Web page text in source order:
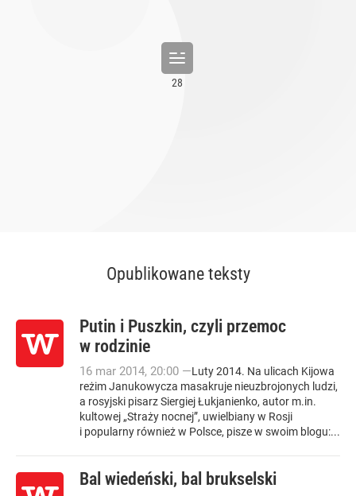
Opublikowane teksty
Putin i Puszkin, czyli przemoc
w rodzinie
16 mar 2014, 20:00 —Luty 2014. Na ulicach Kijowa
reżim Janukowycza masakruje nieuzbrojonych ludzi,
a rosyjski pisarz Siergiej Łukjanienko, autor m.in.
kultowej „Straży nocnej”, uwielbiany w Rosji
i popularny również w Polsce, pisze w swoim blogu:...
Bal wiedeński, bal brukselski